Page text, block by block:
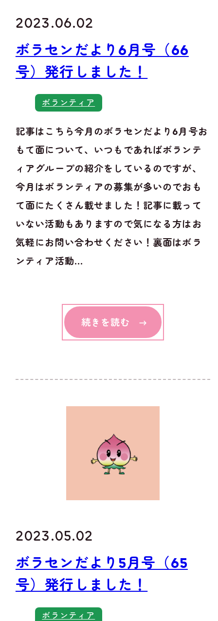
2023.06.02
ボラセンだより6月号（66
号）発行しました！
ボランティア
記事はこちら今月のボラセンだより6月号お
もて面について、いつもであればボランテ
ィアグループの紹介をしているのですが、
今月はボランティアの募集が多いのでおも
て面にたくさん載せました！記事に載って
いない活動もありますので気になる方はお
気軽にお問い合わせください！裏面はボラ
ンティア活動...
続きを読む
2023.05.02
ボラセンだより5月号（65
号）発行しました！
ボランティア